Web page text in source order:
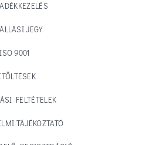
JEGY
ISO 9001
FELTÉTELEK
TÁJÉKOZTATÓ